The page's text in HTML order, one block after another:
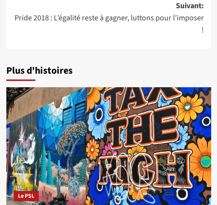
Suivant:
Pride 2018 : L’égalité reste à gagner, luttons pour l’imposer
!
Plus d'histoires
Le PSL